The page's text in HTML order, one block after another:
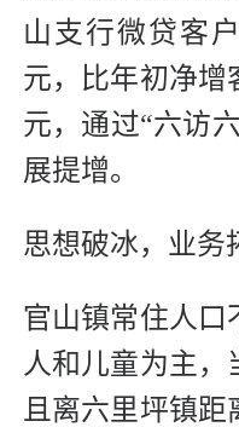
山支行微贷客
元，比年初净增
元，通过“六访
展提增。
思想破冰，业务
官山镇常住人口
人和儿童为主，
且离六里坪镇距